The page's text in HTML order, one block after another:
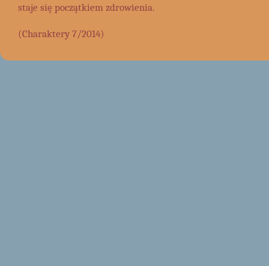
staje się początkiem zdrowienia.
(Charaktery 7/2014)